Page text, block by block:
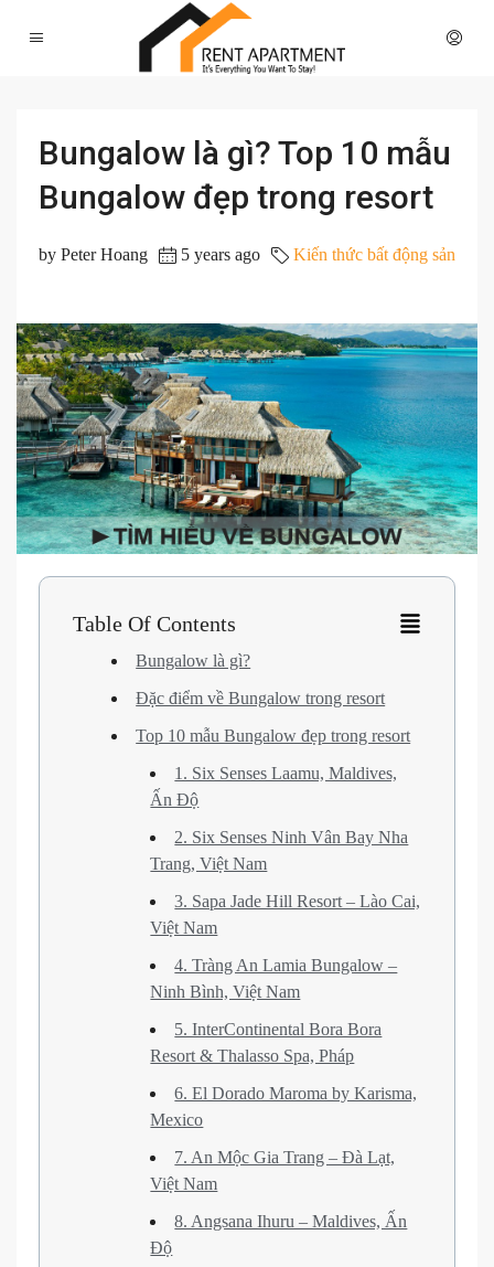
Bungalow là gì? Top 10 mẫu
Bungalow đẹp trong resort
by Peter Hoang 5 years ago Kiến thức bất động sản
Table Of Contents
Bungalow là gì?
Đặc điểm về Bungalow trong resort
Top 10 mẫu Bungalow đẹp trong resort
1. Six Senses Laamu, Maldives,
Ấn Độ
2. Six Senses Ninh Vân Bay Nha
Trang, Việt Nam
3. Sapa Jade Hill Resort – Lào Cai,
Việt Nam
4. Tràng An Lamia Bungalow –
Ninh Bình, Việt Nam
5. InterContinental Bora Bora
Resort & Thalasso Spa, Pháp
6. El Dorado Maroma by Karisma,
Mexico
7. An Mộc Gia Trang – Đà Lạt,
Việt Nam
8. Angsana Ihuru – Maldives, Ấn
Độ